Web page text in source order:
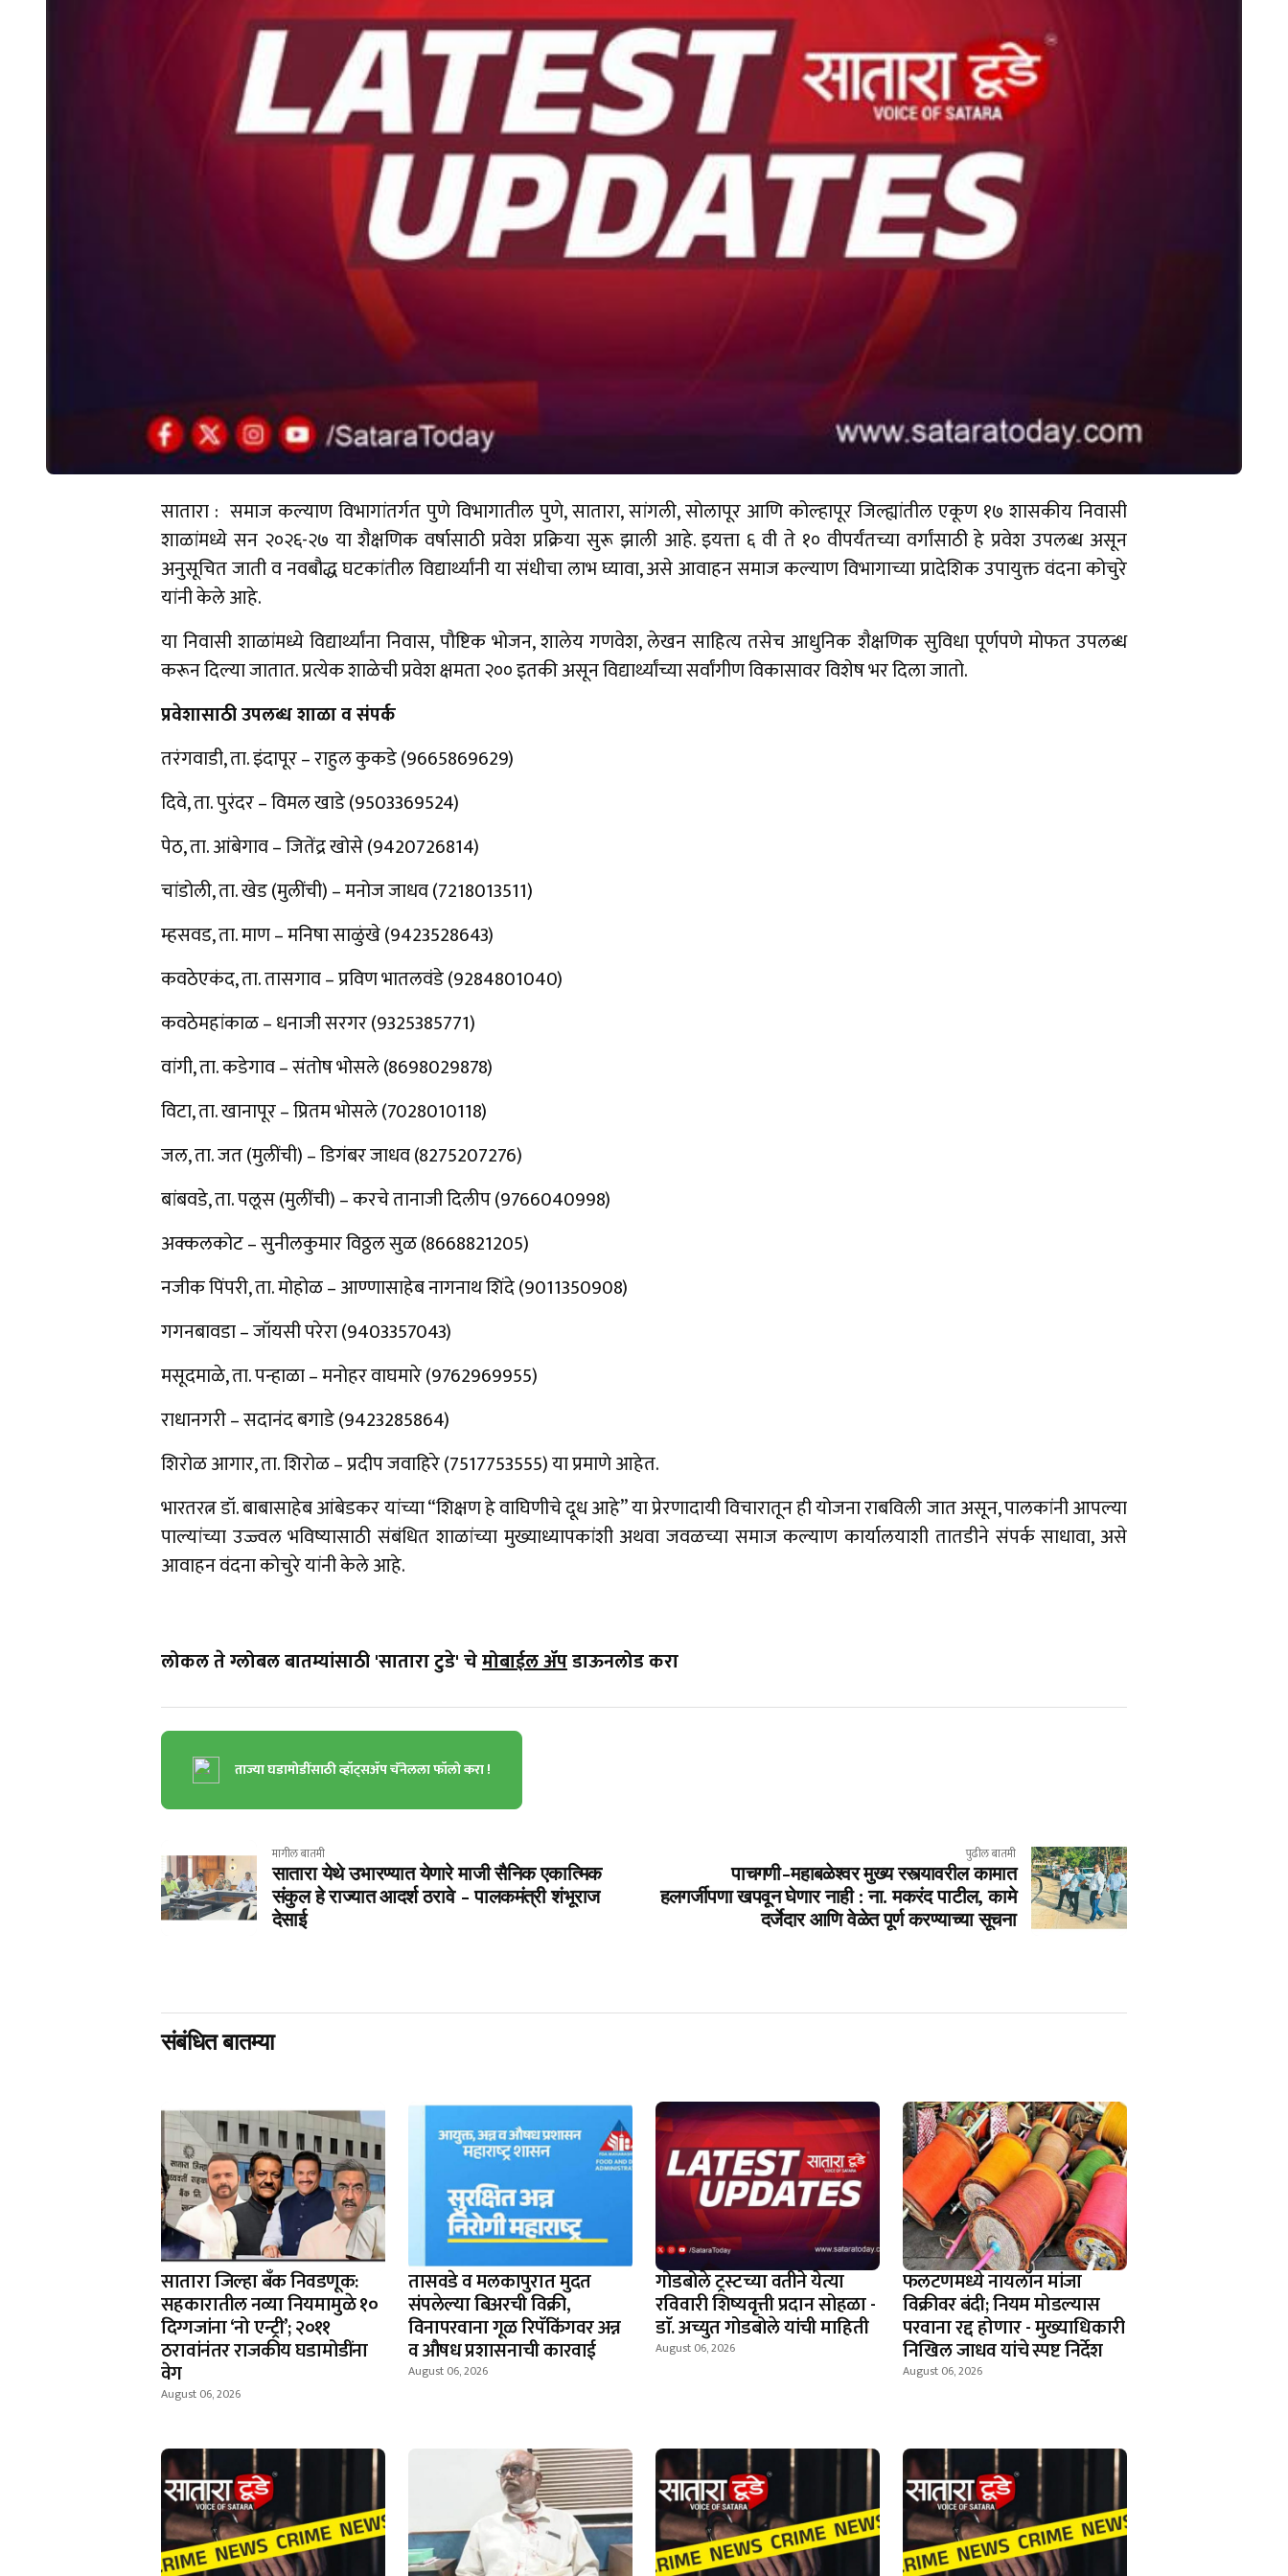
सातारा : समाज कल्याण विभागांतर्गत पुणे विभागातील पुणे, सातारा, सांगली, सोलापूर आणि कोल्हापूर जिल्ह्यांतील एकूण १७ शासकीय निवासी
शाळांमध्ये सन २०२६-२७ या शैक्षणिक वर्षासाठी प्रवेश प्रक्रिया सुरू झाली आहे. इयत्ता ६ वी ते १० वीपर्यंतच्या वर्गांसाठी हे प्रवेश उपलब्ध असून
अनुसूचित जाती व नवबौद्ध घटकांतील विद्यार्थ्यांनी या संधीचा लाभ घ्यावा, असे आवाहन समाज कल्याण विभागाच्या प्रादेशिक उपायुक्त वंदना कोचुरे
यांनी केले आहे.
या निवासी शाळांमध्ये विद्यार्थ्यांना निवास, पौष्टिक भोजन, शालेय गणवेश, लेखन साहित्य तसेच आधुनिक शैक्षणिक सुविधा पूर्णपणे मोफत उपलब्ध
करून दिल्या जातात. प्रत्येक शाळेची प्रवेश क्षमता २०० इतकी असून विद्यार्थ्यांच्या सर्वांगीण विकासावर विशेष भर दिला जातो.
प्रवेशासाठी उपलब्ध शाळा व संपर्क
तरंगवाडी, ता. इंदापूर – राहुल कुकडे (9665869629)
दिवे, ता. पुरंदर – विमल खाडे (9503369524)
पेठ, ता. आंबेगाव – जितेंद्र खोसे (9420726814)
चांडोली, ता. खेड (मुलींची) – मनोज जाधव (7218013511)
म्हसवड, ता. माण – मनिषा साळुंखे (9423528643)
कवठेएकंद, ता. तासगाव – प्रविण भातलवंडे (9284801040)
कवठेमहांकाळ – धनाजी सरगर (9325385771)
वांगी, ता. कडेगाव – संतोष भोसले (8698029878)
विटा, ता. खानापूर – प्रितम भोसले (7028010118)
जल, ता. जत (मुलींची) – डिगंबर जाधव (8275207276)
बांबवडे, ता. पलूस (मुलींची) – करचे तानाजी दिलीप (9766040998)
अक्कलकोट – सुनीलकुमार विठ्ठल सुळ (8668821205)
नजीक पिंपरी, ता. मोहोळ – आण्णासाहेब नागनाथ शिंदे (9011350908)
गगनबावडा – जॉयसी परेरा (9403357043)
मसूदमाळे, ता. पन्हाळा – मनोहर वाघमारे (9762969955)
राधानगरी – सदानंद बगाडे (9423285864)
शिरोळ आगार, ता. शिरोळ – प्रदीप जवाहिरे (7517753555) या प्रमाणे आहेत.
भारतरत्न डॉ. बाबासाहेब आंबेडकर यांच्या “शिक्षण हे वाघिणीचे दूध आहे” या प्रेरणादायी विचारातून ही योजना राबविली जात असून, पालकांनी आपल्या
पाल्यांच्या उज्ज्वल भविष्यासाठी संबंधित शाळांच्या मुख्याध्यापकांशी अथवा जवळच्या समाज कल्याण कार्यालयाशी तातडीने संपर्क साधावा, असे
आवाहन वंदना कोचुरे यांनी केले आहे.
लोकल ते ग्लोबल बातम्यांसाठी 'सातारा टुडे' चेमोबाईल ॲपडाऊनलोड करा
ताज्या घडामोडींसाठी व्हॉट्सॲप चॅनेलला फॉलो करा !
मागील बातमी
सातारा येथे उभारण्यात येणारे माजी सैनिक एकात्मिक
संकुल हे राज्यात आदर्श ठरावे - पालकमंत्री शंभूराज
देसाई
पुढील बातमी
पाचगणी-महाबळेश्वर मुख्य रस्त्यावरील कामात
हलगर्जीपणा खपवून घेणार नाही : ना. मकरंद पाटील, कामे
दर्जेदार आणि वेळेत पूर्ण करण्याच्या सूचना
संबंधित बातम्या
सातारा जिल्हा बँक निवडणूक:
सहकारातील नव्या नियमामुळे १०
दिग्गजांना ‘नो एन्ट्री’; २०११
ठरावांनंतर राजकीय घडामोडींना
वेग
August 06, 2026
तासवडे व मलकापुरात मुदत
संपलेल्या बिअरची विक्री,
विनापरवाना गूळ रिपॅकिंगवर अन्न
व औषध प्रशासनाची कारवाई
August 06, 2026
गोडबोले ट्रस्टच्या वतीने येत्या
रविवारी शिष्यवृत्ती प्रदान सोहळा -
डाॅ. अच्युत गोडबोले यांची माहिती
August 06, 2026
फलटणमध्ये नायलॉन मांजा
विक्रीवर बंदी; नियम मोडल्यास
परवाना रद्द होणार - मुख्याधिकारी
निखिल जाधव यांचे स्पष्ट निर्देश
August 06, 2026